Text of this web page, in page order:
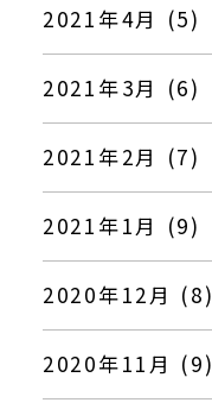
2021年4月 (5)
2021年3月 (6)
2021年2月 (7)
2021年1月 (9)
2020年12月 (8)
2020年11月 (9)